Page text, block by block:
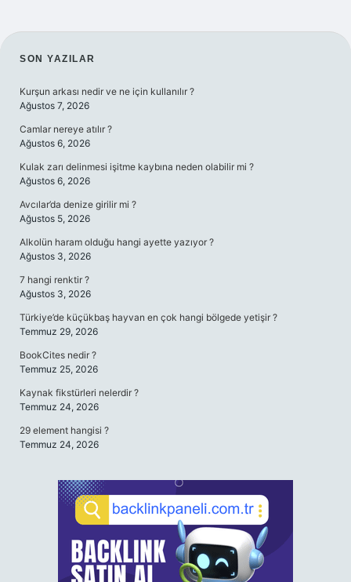
SIDEBAR
SON YAZILAR
Kurşun arkası nedir ve ne için kullanılır ?
Ağustos 7, 2026
Camlar nereye atılır ?
Ağustos 6, 2026
Kulak zarı delinmesi işitme kaybına neden olabilir mi ?
Ağustos 6, 2026
Avcılar’da denize girilir mi ?
Ağustos 5, 2026
Alkolün haram olduğu hangi ayette yazıyor ?
Ağustos 3, 2026
7 hangi renktir ?
Ağustos 3, 2026
Türkiye’de küçükbaş hayvan en çok hangi bölgede yetişir ?
Temmuz 29, 2026
BookCites nedir ?
Temmuz 25, 2026
Kaynak fikstürleri nelerdir ?
Temmuz 24, 2026
29 element hangisi ?
Temmuz 24, 2026